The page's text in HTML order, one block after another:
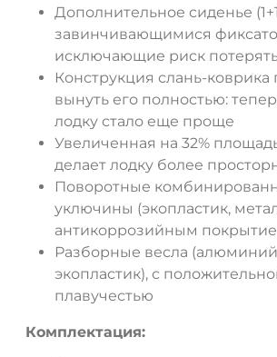
Дополнительное сиденье
завинчивающимися
исключающие риск
Конструкция слань-коврика
вынуть его полностью:
лодку стало еще проще
Увеличенная на 32%
делает лодку более
Поворотные
уключины (экопластик,
антикоррозийным
Разборные весла
экопластик), с
плавучестью
Комплектация:
ДА НЕТ